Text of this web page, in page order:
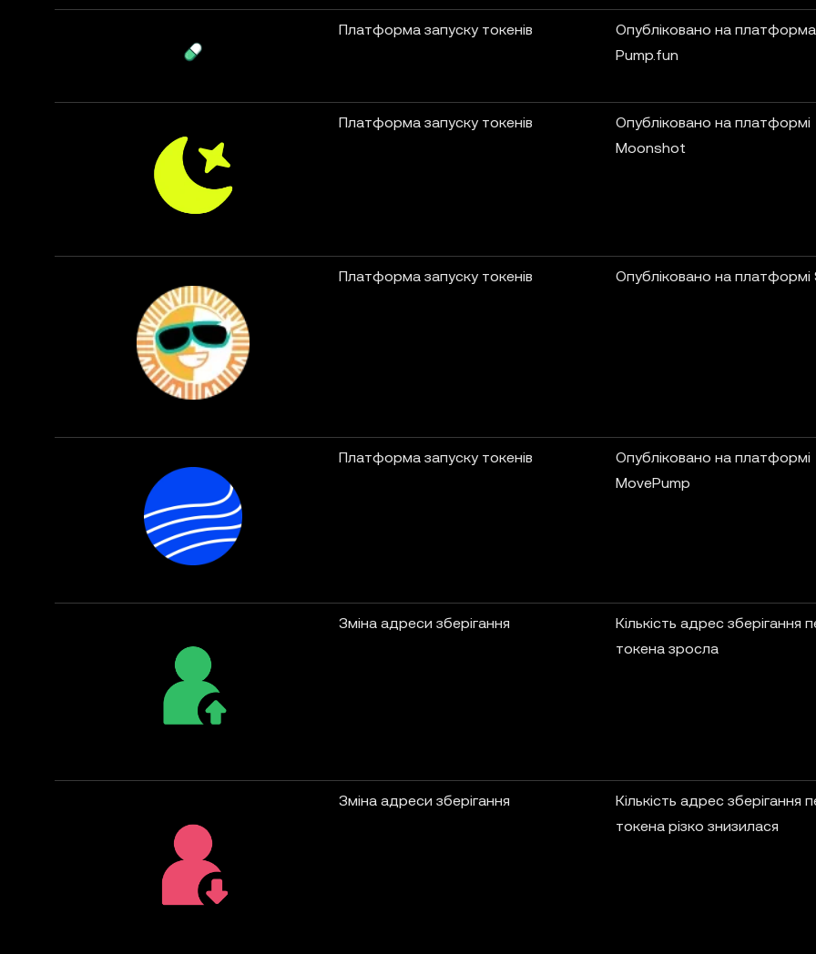
Платформа запуску токенів
Опубліковано на
Pump.fun
Платформа запуску токенів
Опубліковано на платформі
Moonshot
Платформа запуску токенів Опубліковано на платформі
Платформа запуску токенів
Опубліковано на платформі
MovePump
Зміна адреси зберігання
Кількість адрес зберігання
токена зросла
Зміна адреси зберігання
Кількість адрес зберігання
токена різко знизилася